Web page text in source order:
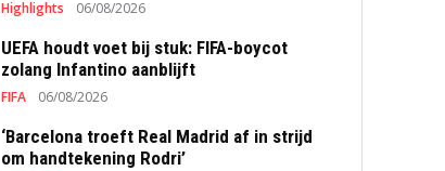
Highlights 06/08/2026
UEFA houdt voet bij stuk: FIFA-boycot
zolang Infantino aanblijft
FIFA 06/08/2026
‘Barcelona troeft Real Madrid af in strijd
om handtekening Rodri’